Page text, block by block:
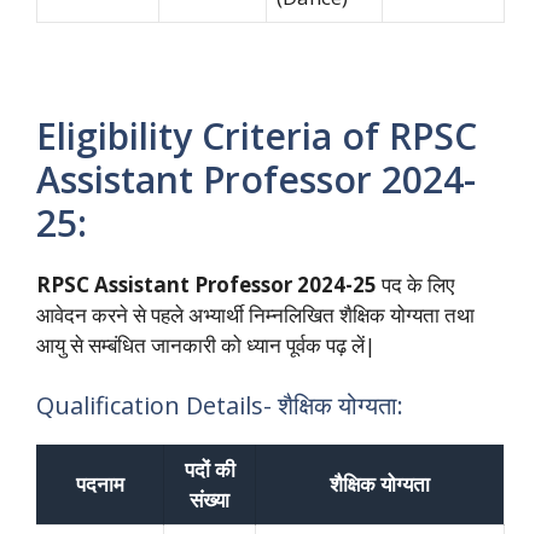
Eligibility Criteria of RPSC
Assistant Professor 2024-
25:
RPSC Assistant Professor 2024-25पद के लिए
आवेदन करने से पहले अभ्यार्थी निम्नलिखित शैक्षिक योग्यता तथा
आयु से सम्बंधित जानकारी को ध्यान पूर्वक पढ़ लें|
Qualification Details- शैक्षिक योग्यता:
पदनाम
पदों की
संख्या
शैक्षिक योग्यता